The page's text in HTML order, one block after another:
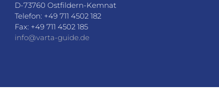
D-73760 Ostfildern-Kemnat
Telefon: +49 711 4502 182
Fax: +49 711 4502 185
info@varta-guide.de